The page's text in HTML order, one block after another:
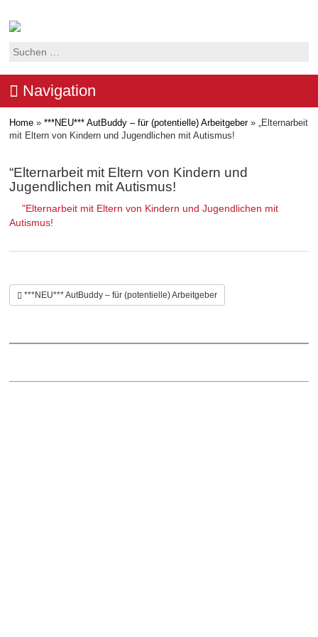
Suchen
Navigation
Home » ***NEU*** AutBuddy – für (potentielle) Arbeitgeber» „Elternarbeit
mit Eltern von Kindern und Jugendlichen mit Autismus!
“Elternarbeit mit Eltern von Kindern und
Jugendlichen mit Autismus!
"Elternarbeit mit Eltern von Kindern und Jugendlichen mit
Autismus!
***NEU*** AutBuddy – für (potentielle) Arbeitgeber